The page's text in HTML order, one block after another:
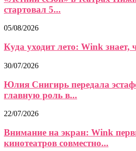
стартовал 5...
05/08/2026
Куда уходит лето: Wink знает,
30/07/2026
Юлия Снигирь передала
главную роль в...
22/07/2026
Внимание на экран: Wink
кинотеатров совместно...